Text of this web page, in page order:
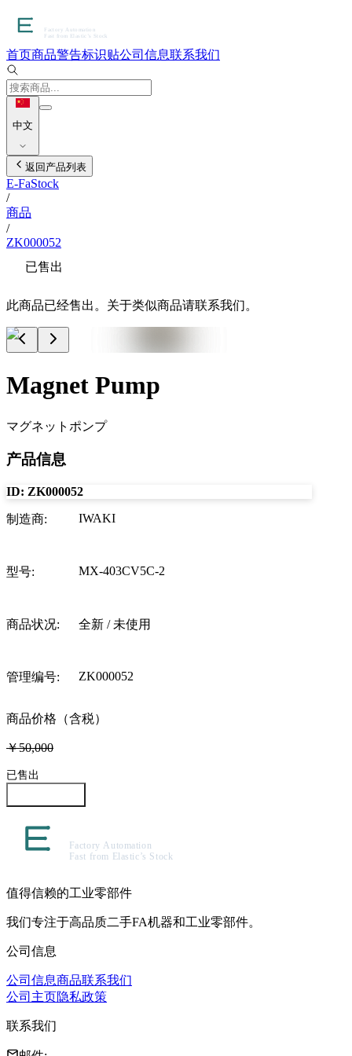
首页商品警告标识贴公司信息联系我们
中文
返回产品列表
E-FaStock
/
商品
/
ZK000052
已售出
此商品已经售出。关于类似商品请联系我们。
Magnet Pump
マグネットポンプ
产品信息
ID: ZK000052
制造商: IWAKI
型号: MX-403CV5C-2
商品状况: 全新 / 未使用
管理编号: ZK000052
商品价格（含税）
￥50,000
已售出
值得信赖的工业零部件
我们专注于高品质二手FA机器和工业零部件。
公司信息
公司信息商品联系我们
公司主页隐私政策
联系我们